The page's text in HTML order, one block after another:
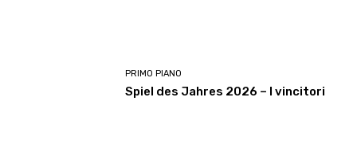
PRIMO PIANO
Spiel des Jahres 2026 – I vincitori